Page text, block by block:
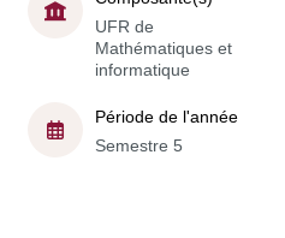
UFR de
Mathématiques et
informatique
Période de l'année
Semestre 5